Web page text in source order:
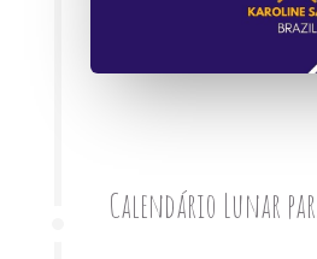
Calendário Lunar